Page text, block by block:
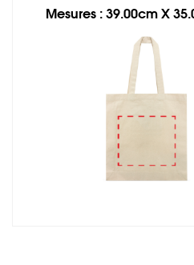
Mesures : 39.00cm X